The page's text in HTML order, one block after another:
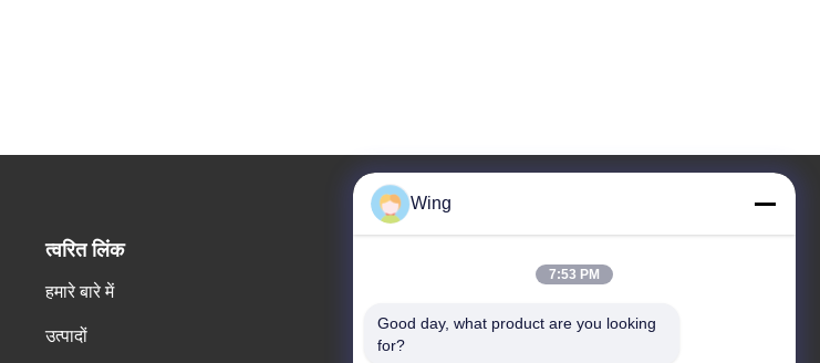
त्वरित लिंक
हमारे बारे में
उत्पादों
वेई इंटरनेशनल बिल्डिंग, यिक्सियन रोड, डाली टाउन, नन्हाई जिला, फोशान सिटी
Wing
7:53 PM
Good day, what product are you looking
for?